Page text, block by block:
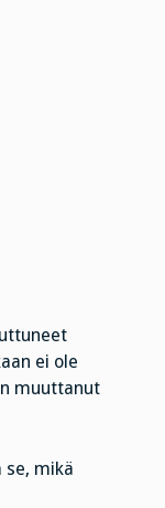
ei ole
muuttanut
se, mikä